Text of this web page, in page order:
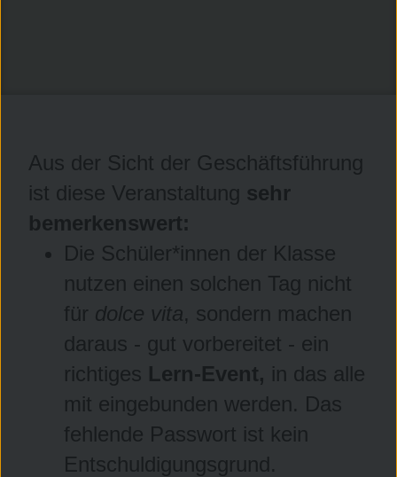
Aus der Sicht der Geschäftsführung
ist diese Veranstaltung sehr
bemerkenswert:
Die Schüler*innen der Klasse
nutzen einen solchen Tag nicht
für dolce vita, sondern machen
daraus - gut vorbereitet - ein
richtiges Lern-Event, in das alle
mit eingebunden werden. Das
fehlende Passwort ist kein
Entschuldigungsgrund.